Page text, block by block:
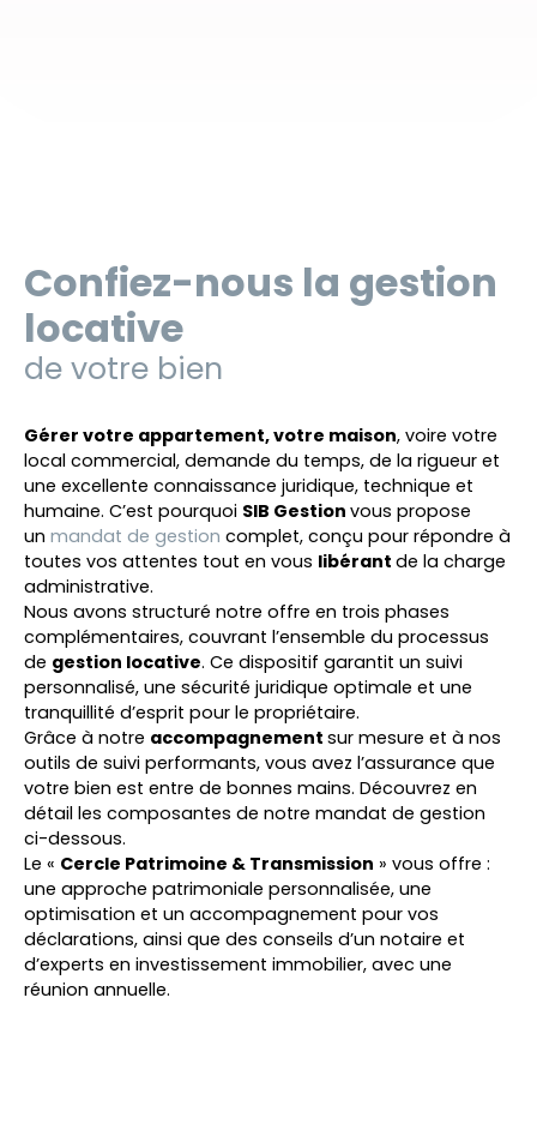
Confiez-nous la gestion
locative
de votre bien
Gérer votre appartement, votre maison, voire votre
local commercial, demande du temps, de la rigueur et
une excellente connaissance juridique, technique et
humaine. C’est pourquoi SIB Gestion vous propose
un mandat de gestion complet, conçu pour répondre à
toutes vos attentes tout en vous libérant de la charge
administrative.
Nous avons structuré notre offre en trois phases
complémentaires, couvrant l’ensemble du processus
de gestion locative. Ce dispositif garantit un suivi
personnalisé, une sécurité juridique optimale et une
tranquillité d’esprit pour le propriétaire.
Grâce à notre accompagnement sur mesure et à nos
outils de suivi performants, vous avez l’assurance que
votre bien est entre de bonnes mains. Découvrez en
détail les composantes de notre mandat de gestion
ci-dessous.
Le « Cercle Patrimoine & Transmission » vous offre :
une approche patrimoniale personnalisée, une
optimisation et un accompagnement pour vos
déclarations, ainsi que des conseils d’un notaire et
d’experts en investissement immobilier, avec une
réunion annuelle.